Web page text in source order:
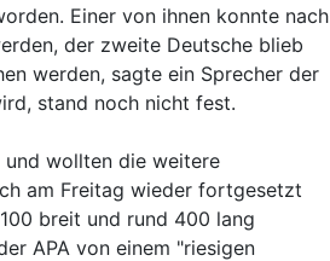
Einer von ihnen konnte nach
der zweite Deutsche blieb
werden, sagte ein Sprecher der
stand noch nicht fest.
und wollten die weitere
am Freitag wieder fortgesetzt
breit und rund 400 lang
APA von einem "riesigen